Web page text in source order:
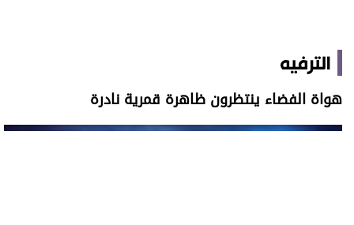
الترفيه
هواة الفضاء ينتظرون ظاهرة قمرية نادرة